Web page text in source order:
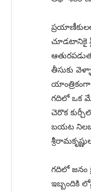
చూడటానికై
తీసుకు
గదిలో ఒక
చెరొక
బయట
గదిలో జనం
ఇబ్బందికి